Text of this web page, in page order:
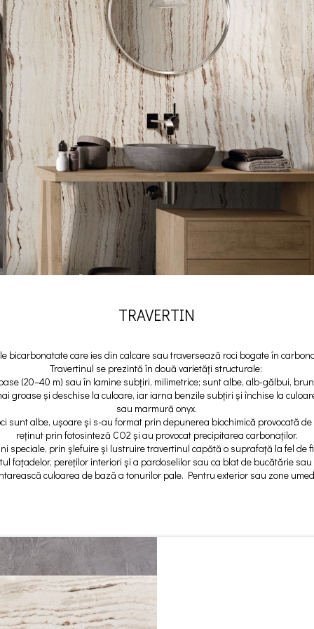
TRAVERTIN
bicarbonatate care ies din calcare sau traversează roci bogate în
Travertinul se prezintă în două varietăți structurale:
(20–40 m) sau în lamine subțiri, milimetrice; sunt albe, alb-gălbui,
și deschise la culoare, iar iarna benzile subțiri și închise la
sau marmură onyx.
sunt albe, ușoare și s-au format prin depunerea biochimică provocată
reținut prin fotosinteză CO2 și au provocat precipitarea carbonaților.
speciale, prin șlefuire și lustruire travertinul capătă o suprafață la fel de
fațadelor, pereților interiori și a pardoselilor sau ca blat de bucătărie
culoarea de bază a tonurilor pale. Pentru exterior sau zone